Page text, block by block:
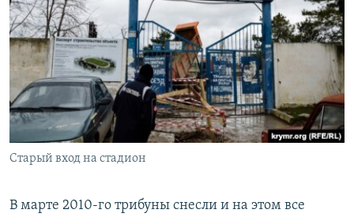
Старый вход на стадион
В марте 2010-го трибуны снесли и на этом все